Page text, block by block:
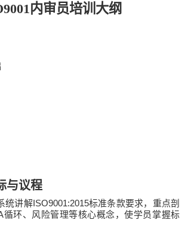
内审员培训大纲
与议程
统讲解ISO9001:2015标准条款要求，重点剖
循环、风险管理等核心概念，使学员掌握标